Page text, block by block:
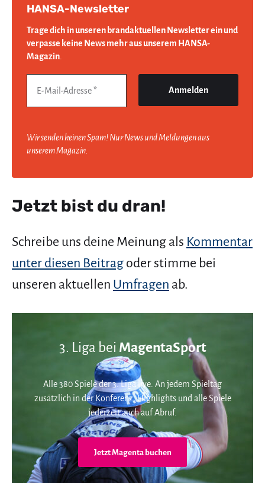
HANSA-Newsletter
Trage dich in unseren brandaktuellen Newsletter ein und
verpasse keine News mehr aus unserem HANSA-
Magazin.
Wir senden keinen Spam! Nur News und Meldungen aus
unserem Magazin.
Jetzt bist du dran!
Schreibe uns deine Meinung als Kommentar
unter diesen Beitrag oder stimme bei
unseren aktuellen Umfragen ab.
3. Liga bei MagentaSport
Alle 380 Spiele der 3. Liga live. An jedem Spieltag
zusätzlich in der Konferenz. Highlights und alle Spiele
jederzeit auch auf Abruf.
Jetzt Magenta buchen